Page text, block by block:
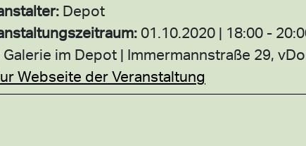
Depot
01.10.2020 | 18:00 -
Galerie im Depot Immermannstraße 29,
Webseite der Veranstaltung